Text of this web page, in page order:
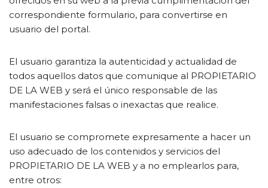
correspondiente formulario, para convertirse en
usuario del portal.
El usuario garantiza la autenticidad y actualidad de
todos aquellos datos que comunique al PROPIETARIO
DE LA WEB y será el único responsable de las
manifestaciones falsas o inexactas que realice.
El usuario se compromete expresamente a hacer un
uso adecuado de los contenidos y servicios del
PROPIETARIO DE LA WEB y a no emplearlos para,
entre otros: